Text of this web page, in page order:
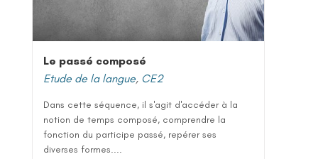
Le passé composé
Etude de la langue, CE2
Dans cette séquence, il s'agit d'accéder à la
notion de temps composé, comprendre la
fonction du participe passé, repérer ses
diverses formes....